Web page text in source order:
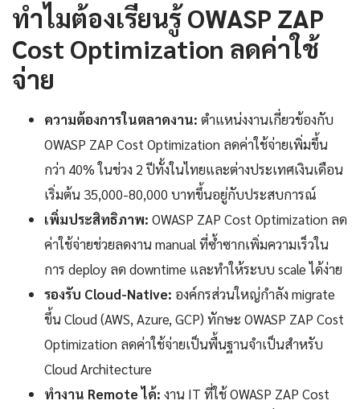
ทำไมต้องเรียนรู้ OWASP ZAP
Cost Optimization ลดค่าใช้
จ่าย
ความต้องการในตลาดงาน: ตำแหน่งงานเกี่ยวข้องกับ
OWASP ZAP Cost Optimization ลดค่าใช้จ่ายเพิ่มขึ้น
กว่า 40% ในช่วง 2 ปีทั้งในไทยและต่างประเทศเงินเดือน
เริ่มต้น 35,000-80,000 บาทขึ้นอยู่กับประสบการณ์
เพิ่มประสิทธิภาพ: OWASP ZAP Cost Optimization ลด
ค่าใช้จ่ายช่วยลดงาน manual ที่ซ้ำซากเพิ่มความเร็วใน
การ deploy ลด downtime และทำให้ระบบ scale ได้ง่าย
รองรับ Cloud-Native: องค์กรส่วนใหญ่กำลัง migrate
ขึ้น Cloud (AWS, Azure, GCP) ทักษะ OWASP ZAP Cost
Optimization ลดค่าใช้จ่ายเป็นพื้นฐานจำเป็นสำหรับ
Cloud Architecture
ทำงาน Remote ได้: งาน IT ที่ใช้ OWASP ZAP Cost